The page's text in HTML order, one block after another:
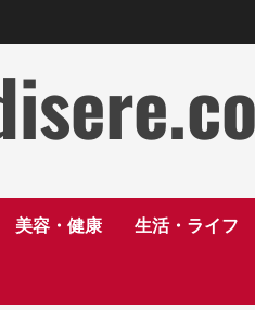
美容・健康 生活・ライフ